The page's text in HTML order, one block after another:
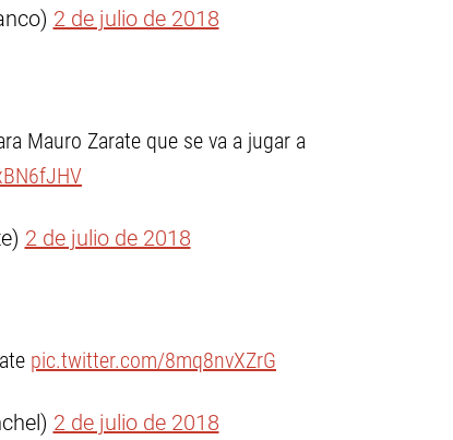
2 de julio de 2018
Mauro Zarate que se va a jugar a
2 de julio de 2018
pic.twitter.com/8mq8nvXZrG
2 de julio de 2018